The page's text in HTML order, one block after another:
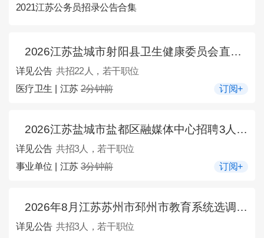
2021江苏公务员招录公告合集
2026江苏盐城市射阳县卫生健康委员会直属事业单位招聘22人公告
详见公告 共招22人，若干职位
医疗卫生 | 江苏 2分钟前 订阅+
2026江苏盐城市盐都区融媒体中心招聘3人公告
详见公告 共招3人，若干职位
事业单位 | 江苏 3分钟前 订阅+
2026年8月江苏苏州市邳州市教育系统选调3人公告
详见公告 共招3人，若干职位